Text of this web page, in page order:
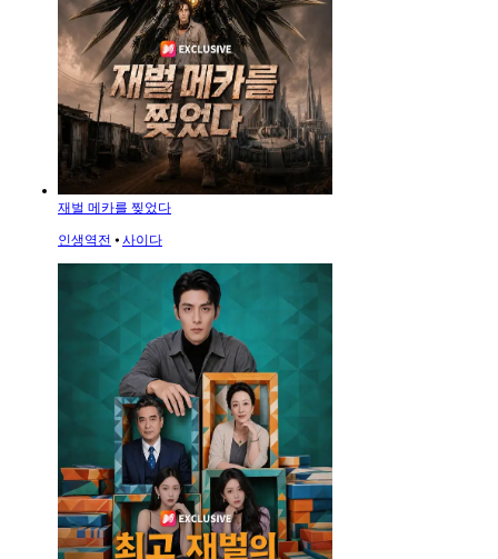
재벌 메카를 찢었다
인생역전 ⦁ 사이다